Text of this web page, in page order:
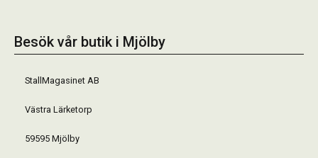
Besök vår butik i Mjölby
StallMagasinet AB
Västra Lärketorp
59595 Mjölby